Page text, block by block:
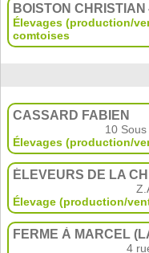
BOISTON CHRISTIAN
Élevages (production/
comtoises
CASSARD FABIEN
10
Élevages (production/
ÉLEVEURS DE LA
Élevage (production/
FERME À MARCEL
4